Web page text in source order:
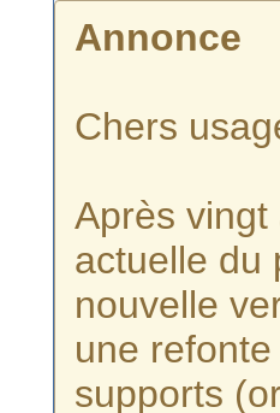
Annonce
Chers
Après
actuelle du
nouvelle
une
supports